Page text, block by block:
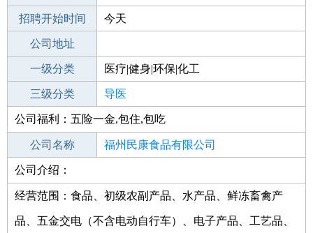
公司电话
招聘开始时间 今天
招聘结束时间
公司地址
一级分类 医疗|健身|环保|化工
二级分类 医疗/护理
三级分类 导医
其他行业 制药/生物工程/医护
公司福利：五险一金,包住,包吃
公司名称 福州民康食品有限公司
公司类型
公司介绍：
经营范围：食品、初级农副产品、水产品、鲜冻畜禽产
品、五金交电（不含电动自行车）、电子产品、工艺品、